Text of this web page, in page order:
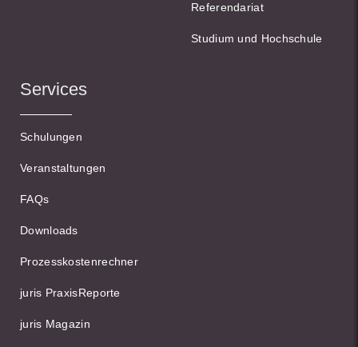
Referendariat
Studium und Hochschule
Services
Schulungen
Veranstaltungen
FAQs
Downloads
Prozesskostenrechner
juris PraxisReporte
juris Magazin